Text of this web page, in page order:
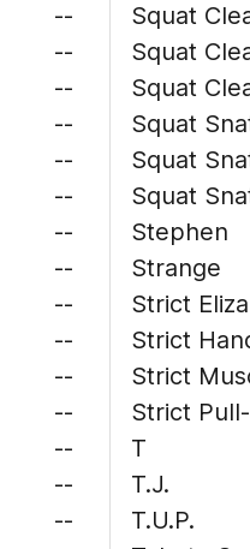
--
--
--
--
--
--
--
--
--
--
--
--
--
--
--
Squat
Squat
Squat
Squat
Squat
Squat
Stephen
Strange
Strict
Strict
Strict
Strict
T
T.J.
T.U.P.